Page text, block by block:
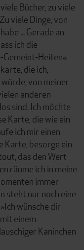
Bücher, zu viele
viele Dinge, von
... Gerade an
ich die
Gemeint-Heiten«
die ich,
von meiner
anderen
sind. Ich möchte
Karte, die wie ein
ich mir einen
Karte, besorge ein
das den Wert
räume ich in meine
immer
steht nur noch eine
wünsche dir
einem
Kaninchen